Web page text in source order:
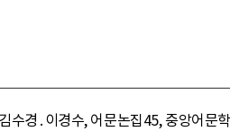
수경․이경수, 어문논집45, 중앙어